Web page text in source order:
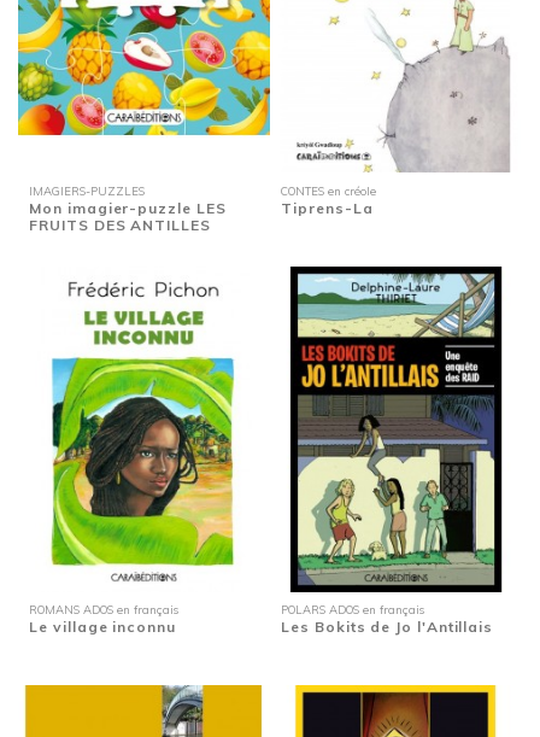
IMAGIERS-PUZZLES
Mon imagier-puzzle LES
FRUITS DES ANTILLES
CONTES en créole
Tiprens-La
ROMANS ADOS en français
Le village inconnu
POLARS ADOS en français
Les Bokits de Jo l'Antillais